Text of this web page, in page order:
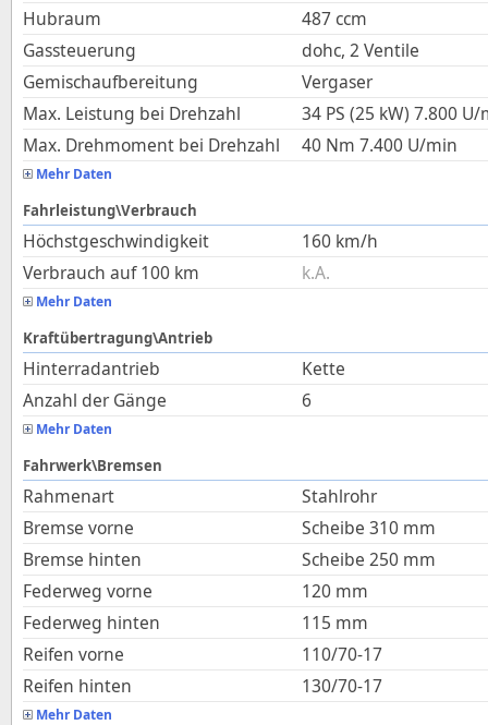
Hubraum
487 ccm
Gassteuerung
dohc, 2 Ventile
Gemischaufbereitung
Vergaser
Max. Leistung bei Drehzahl
34 PS (25 kW) 7.800 U/
Max. Drehmoment bei Drehzahl
40 Nm 7.400 U/min
Mehr Daten
Fahrleistung\Verbrauch
Höchstgeschwindigkeit 160 km/h
Verbrauch auf 100 km
k.A.
Mehr Daten
Kraftübertragung\Antrieb
Hinterradantrieb
Kette
Anzahl der Gänge
6
Mehr Daten
Fahrwerk\Bremsen
Rahmenart
Stahlrohr
Bremse vorne
Scheibe 310 mm
Bremse hinten
Scheibe 250 mm
Federweg vorne
120 mm
Federweg hinten
115 mm
Reifen vorne
110/70-17
Reifen hinten
130/70-17
Mehr Daten